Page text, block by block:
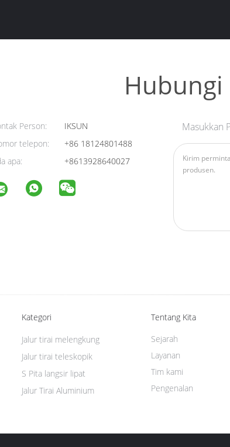
Hubungi
Person:
IKSUN
telepon:
+86 18124801488
apa:
+8613928640027
Masukkan
Kategori
Jalur Tirai Aluminium
Jalur tirai melengkung
Jalur tirai teleskopik
S Pita langsir lipat
Tentang Kita
Pengenalan
Sejarah
Layanan
Tim kami